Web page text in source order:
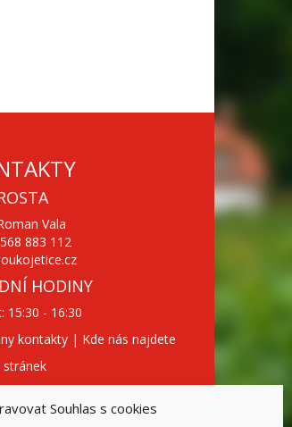
Souhlas s cookies
Vala
883 112
HODINY
15:30 - 16:30
kontakty | Kde nás najdete
stránek